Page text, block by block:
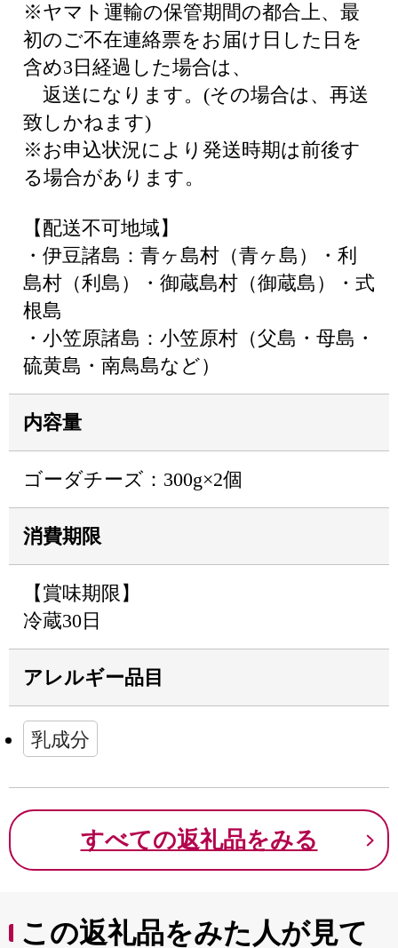
※ヤマト運輸の保管期間の都合上、最
初のご不在連絡票をお届け日した日を
含め3日経過した場合は、
返送になります。(その場合は、再送
致しかねます)
※お申込状況により発送時期は前後す
る場合があります。
【配送不可地域】
・伊豆諸島：青ヶ島村（青ヶ島）・利
島村（利島）・御蔵島村（御蔵島）・式
根島
・小笠原諸島：小笠原村（父島・母島・
硫黄島・南鳥島など）
内容量
ゴーダチーズ：300g×2個
消費期限
【賞味期限】
冷蔵30日
アレルギー品目
乳成分
すべての返礼品をみる
この返礼品をみた人が見て